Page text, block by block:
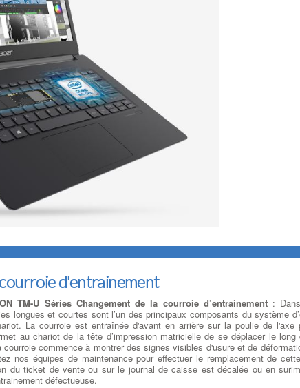
d'entrainement
TM-U Séries Changement de la courroie d’entrainement: Dans
longues et courtes sont l’un des principaux composants du système
La courroie est entraînée d'avant en arrière sur la poulie de l'axe
au chariot de la tête d’impression matricielle de se déplacer le
courroie commence à montrer des signes visibles d'usure et de
nos équipes de maintenance pour effectuer le remplacement de
du ticket de vente ou sur le journal de caisse est décalée ou en
défectueuse.